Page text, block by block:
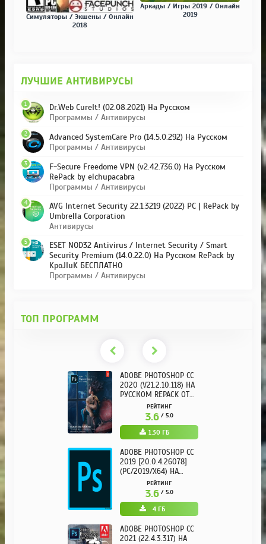
Симуляторы / Экшены / Онлайн
2018
Аркады / Игры 2019 / Онлайн
2019
ЛУЧШИЕ АНТИВИРУСЫ
Dr.Web CureIt! (02.08.2021) На Русском
Программы / Антивирусы
1
Advanced SystemCare Pro (14.5.0.292) На Русском
Программы / Антивирусы
2
F-Secure Freedome VPN (v2.42.736.0) На Русском
RePack by elchupacabra
Программы / Антивирусы
3
AVG Internet Security 22.1.3219 (2022) PC | RePack by
Umbrella Corporation
Антивирусы
4
ESET NOD32 Antivirus / Internet Security / Smart
Security Premium (14.0.22.0) На Русском RePack by
KpoJIuK БЕСПЛАТНО
Программы / Антивирусы
5
ТОП ПРОГРАММ
ADOBE PHOTOSHOP CC
2020 (V21.2.10.118) НА
РУССКОМ REPACK ОТ
KPOJIUKРЕЙТИНГ
3.6/ 5.0
1.30 ГБ
ADOBE PHOTOSHOP CC
2019 [20.0.4.26078]
(PC/2019/X64) НА
РУССКОМРЕЙТИНГ
3.6/ 5.0
4 ГБ
ADOBE PHOTOSHOP CC
2021 (22.4.3.317) НА